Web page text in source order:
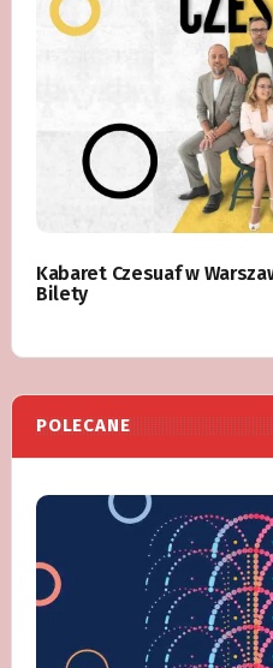
Kabaret Czesuaf w
Bilety
POLECANE